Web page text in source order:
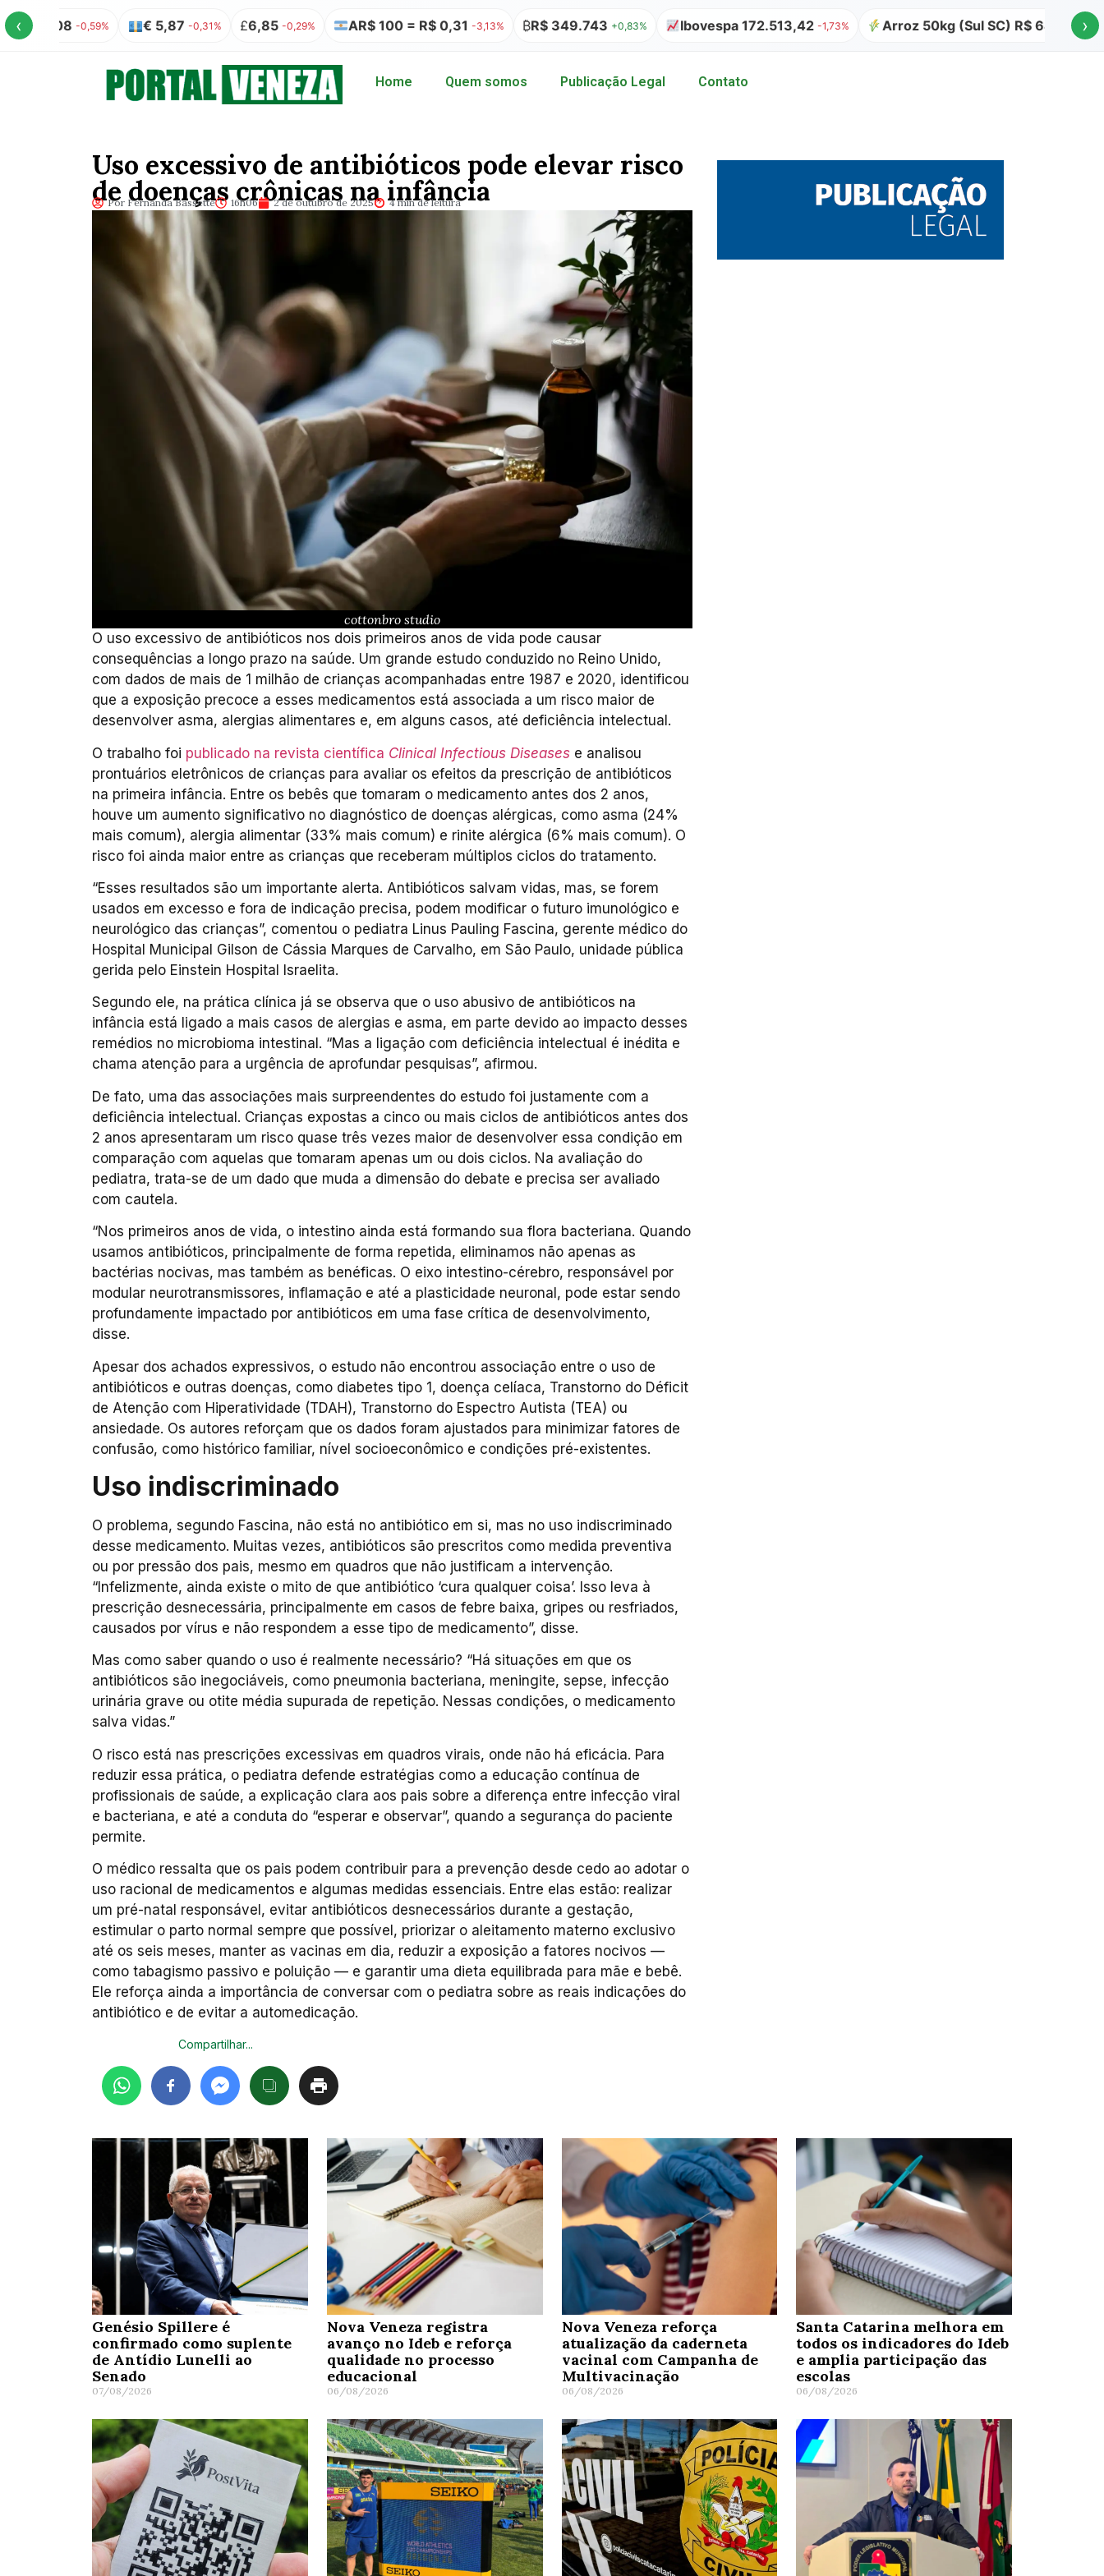
‹ -0,59% € 5,87 -0,31% £6,85 -0,29% AR$ 100 = R$ 0,31 -3,13% ₿R$ 349.743 +0,83% Ibovespa 172.513,42 -1,73% Arroz 50kg (Sul SC) R$ 64,00 ›
Home Quem somos Publicação Legal Contato
Uso excessivo de antibióticos pode elevar risco
de doenças crônicas na infância
Por Fernanda Bassette 16h06 2 de outubro de 2025 4 min de leitura
cottonbro studio
O uso excessivo de antibióticos nos dois primeiros anos de vida pode causar
consequências a longo prazo na saúde. Um grande estudo conduzido no Reino Unido,
com dados de mais de 1 milhão de crianças acompanhadas entre 1987 e 2020, identificou
que a exposição precoce a esses medicamentos está associada a um risco maior de
desenvolver asma, alergias alimentares e, em alguns casos, até deficiência intelectual.
O trabalho foi publicado na revista científica Clinical Infectious Diseases e analisou
prontuários eletrônicos de crianças para avaliar os efeitos da prescrição de antibióticos
na primeira infância. Entre os bebês que tomaram o medicamento antes dos 2 anos,
houve um aumento significativo no diagnóstico de doenças alérgicas, como asma (24%
mais comum), alergia alimentar (33% mais comum) e rinite alérgica (6% mais comum). O
risco foi ainda maior entre as crianças que receberam múltiplos ciclos do tratamento.
“Esses resultados são um importante alerta. Antibióticos salvam vidas, mas, se forem
usados em excesso e fora de indicação precisa, podem modificar o futuro imunológico e
neurológico das crianças”, comentou o pediatra Linus Pauling Fascina, gerente médico do
Hospital Municipal Gilson de Cássia Marques de Carvalho, em São Paulo, unidade pública
gerida pelo Einstein Hospital Israelita.
Segundo ele, na prática clínica já se observa que o uso abusivo de antibióticos na
infância está ligado a mais casos de alergias e asma, em parte devido ao impacto desses
remédios no microbioma intestinal. “Mas a ligação com deficiência intelectual é inédita e
chama atenção para a urgência de aprofundar pesquisas”, afirmou.
De fato, uma das associações mais surpreendentes do estudo foi justamente com a
deficiência intelectual. Crianças expostas a cinco ou mais ciclos de antibióticos antes dos
2 anos apresentaram um risco quase três vezes maior de desenvolver essa condição em
comparação com aquelas que tomaram apenas um ou dois ciclos. Na avaliação do
pediatra, trata-se de um dado que muda a dimensão do debate e precisa ser avaliado
com cautela.
“Nos primeiros anos de vida, o intestino ainda está formando sua flora bacteriana. Quando
usamos antibióticos, principalmente de forma repetida, eliminamos não apenas as
bactérias nocivas, mas também as benéficas. O eixo intestino-cérebro, responsável por
modular neurotransmissores, inflamação e até a plasticidade neuronal, pode estar sendo
profundamente impactado por antibióticos em uma fase crítica de desenvolvimento,
disse.
Apesar dos achados expressivos, o estudo não encontrou associação entre o uso de
antibióticos e outras doenças, como diabetes tipo 1, doença celíaca, Transtorno do Déficit
de Atenção com Hiperatividade (TDAH), Transtorno do Espectro Autista (TEA) ou
ansiedade. Os autores reforçam que os dados foram ajustados para minimizar fatores de
confusão, como histórico familiar, nível socioeconômico e condições pré-existentes.
Uso indiscriminado
O problema, segundo Fascina, não está no antibiótico em si, mas no uso indiscriminado
desse medicamento. Muitas vezes, antibióticos são prescritos como medida preventiva
ou por pressão dos pais, mesmo em quadros que não justificam a intervenção.
“Infelizmente, ainda existe o mito de que antibiótico ‘cura qualquer coisa’. Isso leva à
prescrição desnecessária, principalmente em casos de febre baixa, gripes ou resfriados,
causados por vírus e não respondem a esse tipo de medicamento”, disse.
Mas como saber quando o uso é realmente necessário? “Há situações em que os
antibióticos são inegociáveis, como pneumonia bacteriana, meningite, sepse, infecção
urinária grave ou otite média supurada de repetição. Nessas condições, o medicamento
salva vidas.”
O risco está nas prescrições excessivas em quadros virais, onde não há eficácia. Para
reduzir essa prática, o pediatra defende estratégias como a educação contínua de
profissionais de saúde, a explicação clara aos pais sobre a diferença entre infecção viral
e bacteriana, e até a conduta do “esperar e observar”, quando a segurança do paciente
permite.
O médico ressalta que os pais podem contribuir para a prevenção desde cedo ao adotar o
uso racional de medicamentos e algumas medidas essenciais. Entre elas estão: realizar
um pré-natal responsável, evitar antibióticos desnecessários durante a gestação,
estimular o parto normal sempre que possível, priorizar o aleitamento materno exclusivo
até os seis meses, manter as vacinas em dia, reduzir a exposição a fatores nocivos —
como tabagismo passivo e poluição — e garantir uma dieta equilibrada para mãe e bebê.
Ele reforça ainda a importância de conversar com o pediatra sobre as reais indicações do
antibiótico e de evitar a automedicação.
Compartilhar...
Genésio Spillere é
confirmado como suplente
de Antídio Lunelli ao
Senado
07/08/2026
Nova Veneza registra
avanço no Ideb e reforça
qualidade no processo
educacional
06/08/2026
Nova Veneza reforça
atualização da caderneta
vacinal com Campanha de
Multivacinação
06/08/2026
Santa Catarina melhora em
todos os indicadores do Ideb
e amplia participação das
escolas
06/08/2026